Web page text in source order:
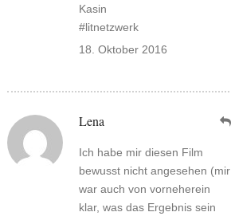
Kasin
#litnetzwerk
18. Oktober 2016
Lena
Ich habe mir diesen Film
bewusst nicht angesehen (mir
war auch von vorneherein
klar, was das Ergebnis sein